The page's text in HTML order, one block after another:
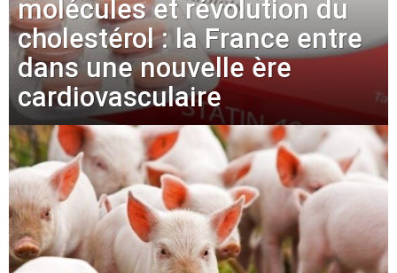
molécules et révolution du
cholestérol : la France entre
dans une nouvelle ère
cardiovasculaire